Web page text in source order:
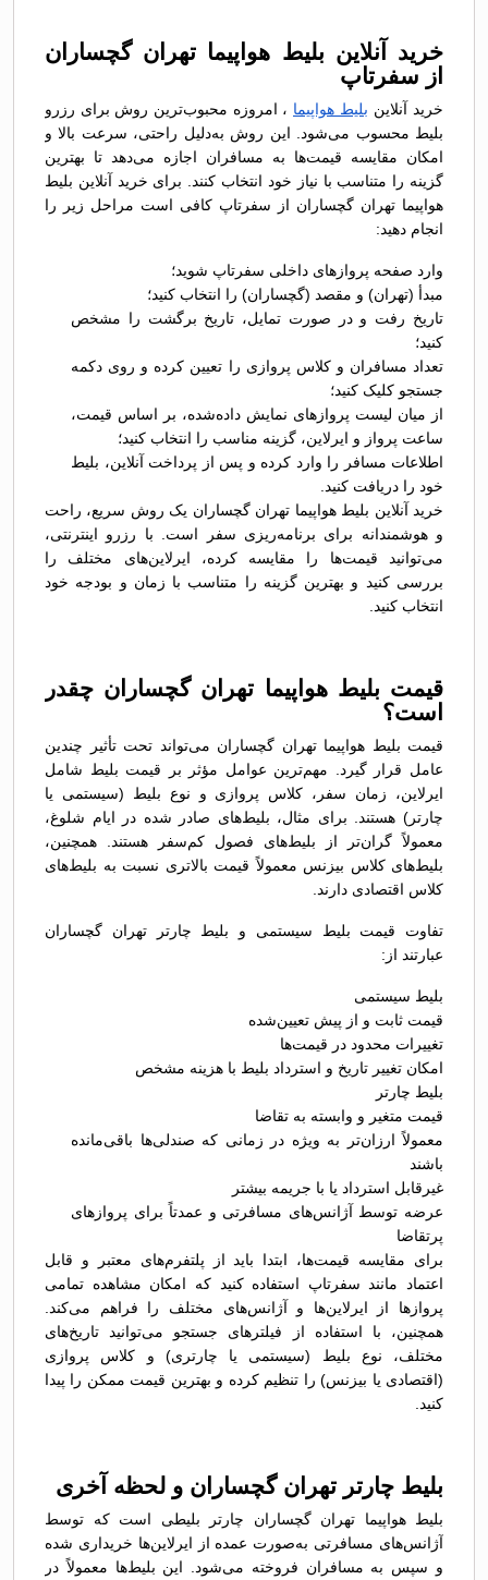
خرید آنلاین بلیط هواپیما تهران گچساران
از سفرتاپ
خرید آنلاین بلیط هواپیما ، امروزه محبوب‌ترین روش برای رزرو
بلیط محسوب می‌شود. این روش به‌دلیل راحتی، سرعت بالا و
امکان مقایسه قیمت‌ها به مسافران اجازه می‌دهد تا بهترین
گزینه را متناسب با نیاز خود انتخاب کنند. برای خرید آنلاین بلیط
هواپیما تهران گچساران از سفرتاپ کافی است مراحل زیر را
انجام دهید:
وارد صفحه پروازهای داخلی سفرتاپ شوید؛
مبدأ (تهران) و مقصد (گچساران) را انتخاب کنید؛
تاریخ رفت و در صورت تمایل، تاریخ برگشت را مشخص
کنید؛
تعداد مسافران و کلاس پروازی را تعیین کرده و روی دکمه
جستجو کلیک کنید؛
از میان لیست پروازهای نمایش داده‌شده، بر اساس قیمت،
ساعت پرواز و ایرلاین، گزینه مناسب را انتخاب کنید؛
اطلاعات مسافر را وارد کرده و پس از پرداخت آنلاین، بلیط
خود را دریافت کنید.
خرید آنلاین بلیط هواپیما تهران گچساران یک روش سریع، راحت
و هوشمندانه برای برنامه‌ریزی سفر است. با رزرو اینترنتی،
می‌توانید قیمت‌ها را مقایسه کرده، ایرلاین‌های مختلف را
بررسی کنید و بهترین گزینه را متناسب با زمان و بودجه خود
انتخاب کنید.
قیمت بلیط هواپیما تهران گچساران چقدر
است؟
قیمت بلیط هواپیما تهران گچساران می‌تواند تحت تأثیر چندین
عامل قرار گیرد. مهم‌ترین عوامل مؤثر بر قیمت بلیط شامل
ایرلاین، زمان سفر، کلاس پروازی و نوع بلیط (سیستمی یا
چارتر) هستند. برای مثال، بلیط‌های صادر شده در ایام شلوغ،
معمولاً گران‌تر از بلیط‌های فصول کم‌سفر هستند. همچنین،
بلیط‌های کلاس بیزنس معمولاً قیمت بالاتری نسبت به بلیط‌های
کلاس اقتصادی دارند.
تفاوت قیمت بلیط سیستمی و بلیط چارتر تهران گچساران
عبارتند از:
بلیط سیستمی
قیمت ثابت و از پیش تعیین‌شده
تغییرات محدود در قیمت‌ها
امکان تغییر تاریخ و استرداد بلیط با هزینه مشخص
بلیط چارتر
قیمت متغیر و وابسته به تقاضا
معمولاً ارزان‌تر به ویژه در زمانی که صندلی‌ها باقی‌مانده
باشند
غیرقابل استرداد یا با جریمه بیشتر
عرضه توسط آژانس‌های مسافرتی و عمدتاً برای پروازهای
پرتقاضا
برای مقایسه قیمت‌ها، ابتدا باید از پلتفرم‌های معتبر و قابل
اعتماد مانند سفرتاپ استفاده کنید که امکان مشاهده تمامی
پروازها از ایرلاین‌ها و آژانس‌های مختلف را فراهم می‌کند.
همچنین، با استفاده از فیلترهای جستجو می‌توانید تاریخ‌های
مختلف، نوع بلیط (سیستمی یا چارتری) و کلاس پروازی
(اقتصادی یا بیزنس) را تنظیم کرده و بهترین قیمت ممکن را پیدا
کنید.
بلیط چارتر تهران گچساران و لحظه آخری
بلیط هواپیما تهران گچساران چارتر بلیطی است که توسط
آژانس‌های مسافرتی به‌صورت عمده از ایرلاین‌ها خریداری شده
و سپس به مسافران فروخته می‌شود. این بلیط‌ها معمولاً در